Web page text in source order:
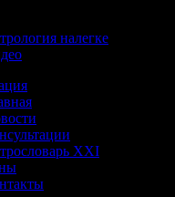
налегке
XXI